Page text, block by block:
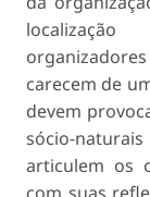
carecem de
devem
sócio-
articulem os